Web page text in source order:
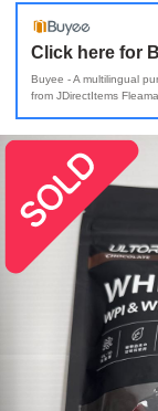
Click here for
Buyee - A multilingual
from JDirectItems